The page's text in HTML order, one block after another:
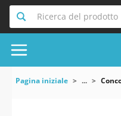
Ricerca del prodotto
Pagina iniziale ...